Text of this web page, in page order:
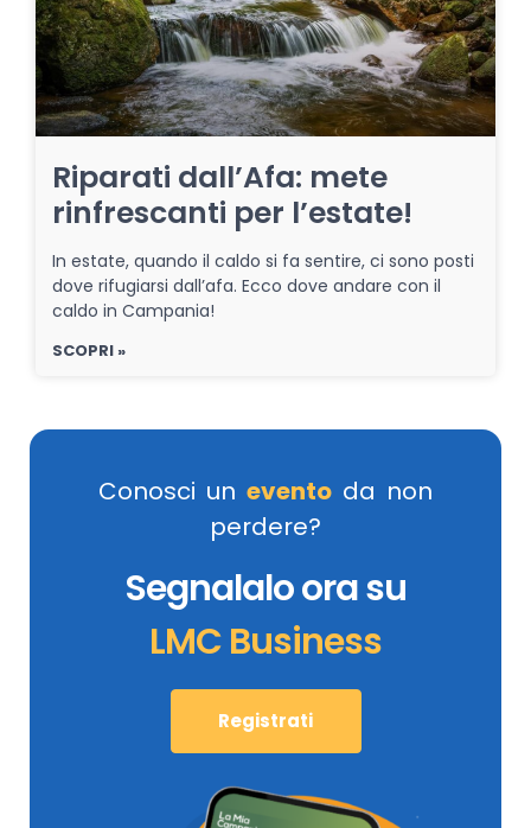
Riparati dall’Afa: mete
rinfrescanti per l’estate!
In estate, quando il caldo si fa sentire, ci sono posti
dove rifugiarsi dall’afa. Ecco dove andare con il
caldo in Campania!
SCOPRI »
Conosci un evento da non
perdere?
Segnalalo ora su
LMC Business
Registrati